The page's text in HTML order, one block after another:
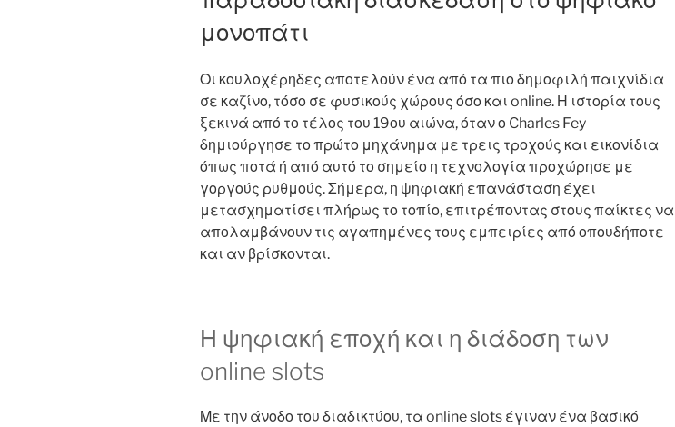
μονοπάτι
Οι κουλοχέρηδες αποτελούν ένα από τα πιο δημοφιλή παιχνίδια
σε καζίνο, τόσο σε φυσικούς χώρους όσο και online. Η ιστορία τους
ξεκινά από το τέλος του 19ου αιώνα, όταν ο Charles Fey
δημιούργησε το πρώτο μηχάνημα με τρεις τροχούς και εικονίδια
όπως ποτά ή από αυτό το σημείο η τεχνολογία προχώρησε με
γοργούς ρυθμούς. Σήμερα, η ψηφιακή επανάσταση έχει
μετασχηματίσει πλήρως το τοπίο, επιτρέποντας στους παίκτες να
απολαμβάνουν τις αγαπημένες τους εμπειρίες από οπουδήποτε
και αν βρίσκονται.
Η ψηφιακή εποχή και η διάδοση των
online slots
Με την άνοδο του διαδικτύου, τα online slots έγιναν ένα βασικό